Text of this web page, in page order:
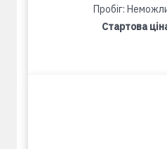
Пробіг:
Стартова